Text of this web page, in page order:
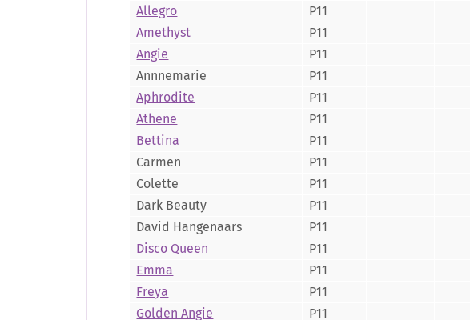
Allegro
P11
Amethyst
P11
Angie
P11
Annnemarie
P11
Aphrodite
P11
Athene
P11
Bettina
P11
Carmen
P11
Colette
P11
Dark Beauty
P11
David Hangenaars
P11
Disco Queen
P11
Emma
P11
Freya
P11
Golden Angie
P11